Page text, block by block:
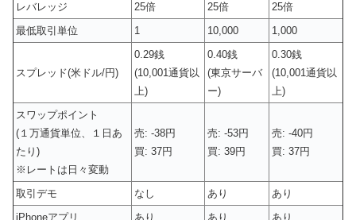
レバレッジ
25倍 25倍
25倍
最低取引単位
1 10,000 1,000
スプレッド(米ドル/円)
0.29銭
(10,001通貨以
上)
0.40銭
(東京サーバ
ー)
0.30銭
(10,001通貨以
上)
スワップポイント
(１万通貨単位、１日あ
たり)
※レートは日々変動
売: -38円
買: 37円
売: -53円
買: 39円
売: -40円
買: 37円
取引デモ なし あり
あり
iPhoneアプリ
あり あり
あり